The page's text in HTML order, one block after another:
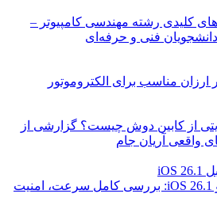
کلیدی رشته مهندسی کامپیوتر –
فنی و حرفه‌ای
ارزان مناسب برای الکتروموتور
از کابین دوش چیست؟ گزارشی از
واقعی آریان جام
مقایسه اندروید 16 و iOS 26.1: بررسی کامل سرعت، امنیت